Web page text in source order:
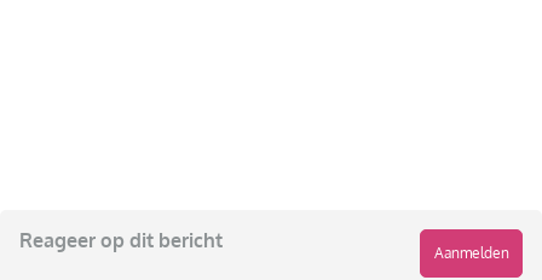
Reageer op dit bericht
Aanmelden